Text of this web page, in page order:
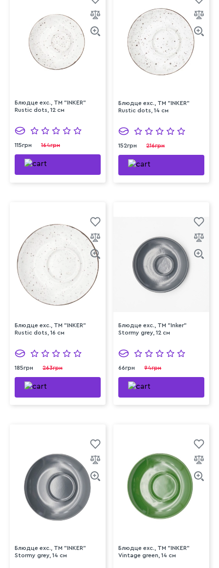
Блюдце exc., ТМ "INKER"
Rustic dots, 12 см
115грн 164грн
Блюдце exc., ТМ "INKER"
Rustic dots, 14 см
152грн 216грн
Блюдце exc., ТМ "INKER"
Rustic dots, 16 см
185грн 263грн
Блюдце exc., ТМ "Inker"
Stormy grey, 12 см
66грн 94грн
Блюдце exc., ТМ "INKER"
Stormy grey, 14 см
Блюдце exc., ТМ "INKER"
Vintage green, 14 см